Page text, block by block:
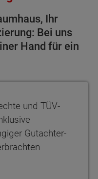
Ihr
Bei uns
Hand für ein
und TÜV-
Gutachter-